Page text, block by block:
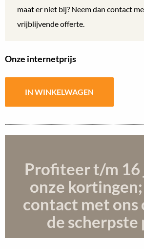
maat er niet bij? Neem dan contact
vrijblijvende offerte.
Onze internetprijs
Profiteer t/m 16
onze
contact met ons
de scherpste